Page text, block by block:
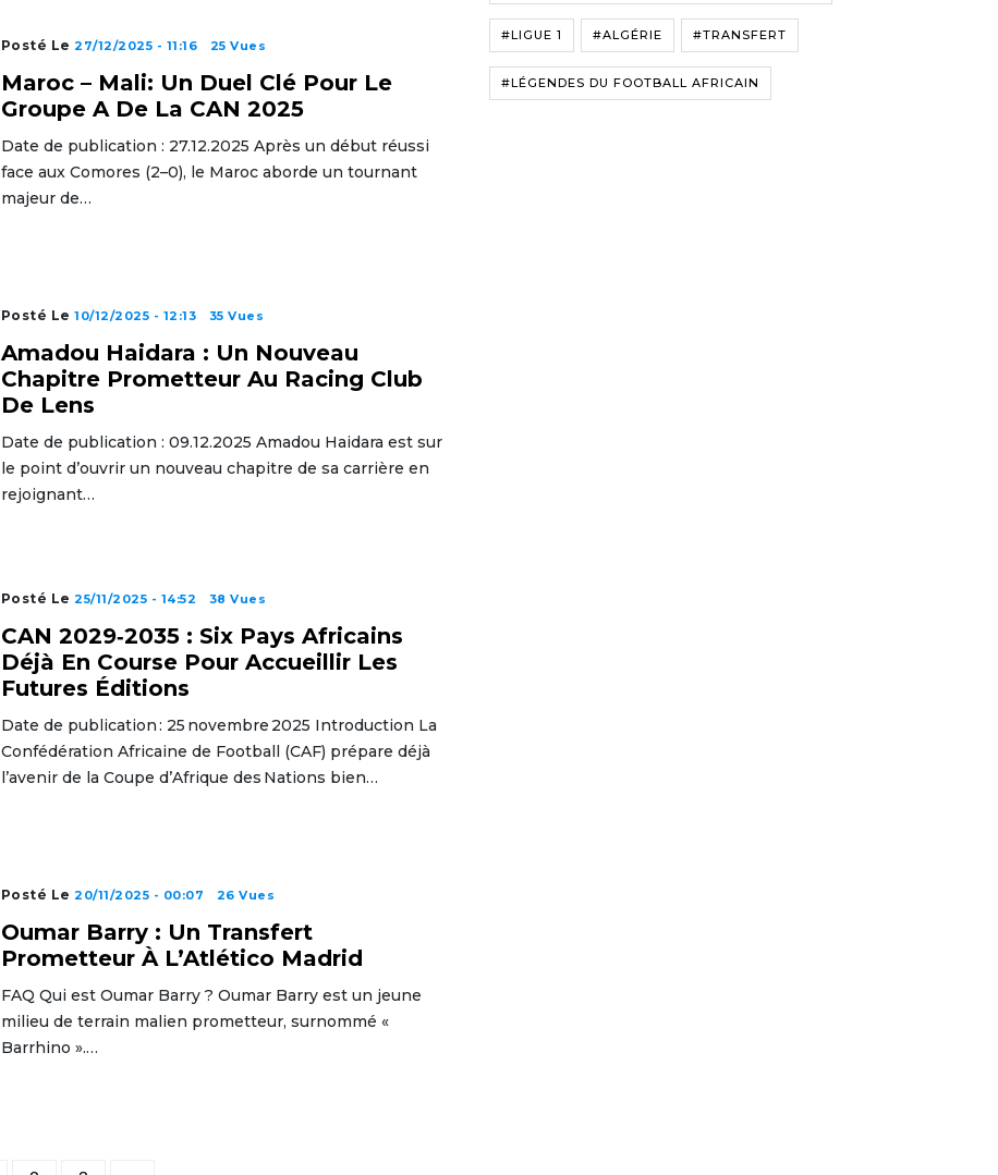
Posté Le27/12/2025 - 11:16 25 Vues
Maroc – Mali: Un Duel Clé Pour Le
Groupe A De La CAN 2025
Date de publication : 27.12.2025 Après un début réussi
face aux Comores (2–0), le Maroc aborde un tournant
majeur de…
Posté Le10/12/2025 - 12:13 35 Vues
Amadou Haidara : Un Nouveau
Chapitre Prometteur Au Racing Club
De Lens
Date de publication : 09.12.2025 Amadou Haidara est sur
le point d’ouvrir un nouveau chapitre de sa carrière en
rejoignant…
Posté Le25/11/2025 - 14:52 38 Vues
CAN 2029‑2035 : Six Pays Africains
Déjà En Course Pour Accueillir Les
Futures Éditions
Date de publication : 25 novembre 2025 Introduction La
Confédération Africaine de Football (CAF) prépare déjà
l’avenir de la Coupe d’Afrique des Nations bien…
Posté Le20/11/2025 - 00:07 26 Vues
Oumar Barry : Un Transfert
Prometteur À L’Atlético Madrid
FAQ Qui est Oumar Barry ? Oumar Barry est un jeune
milieu de terrain malien prometteur, surnommé «
Barrhino ».…
#LIGUE 1 #ALGÉRIE #TRANSFERT
#LÉGENDES DU FOOTBALL AFRICAIN